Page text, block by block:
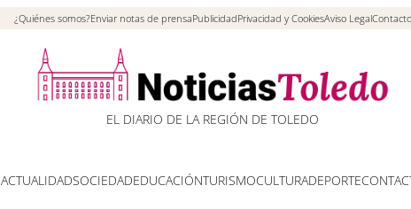
¿Quiénes somos?Enviar notas de prensaPublicidadPrivacidad y CookiesAviso LegalContacto
EL DIARIO DE LA REGIÓN DE TOLEDO
ACTUALIDADSOCIEDADEDUCACIÓNTURISMOCULTURADEPORTE